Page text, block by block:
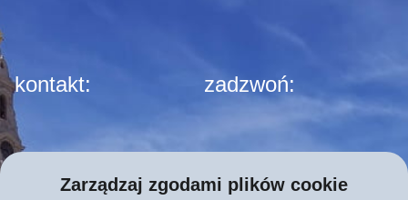
kontakt: zadzwoń:
Zarządzaj zgodami plików cookie